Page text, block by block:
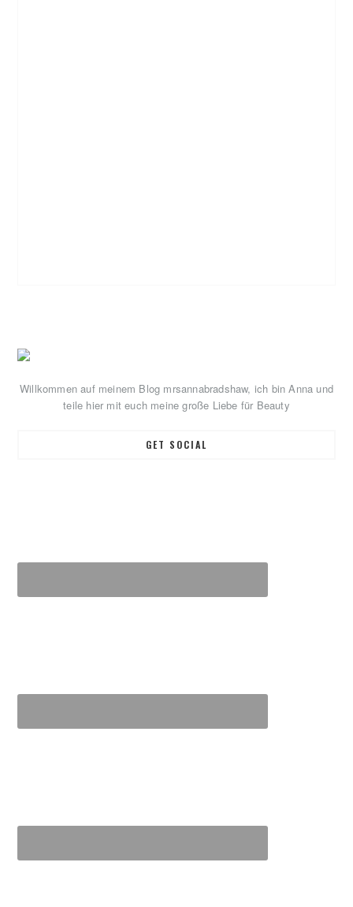
Primary
Sidebar
Willkommen auf meinem Blog mrsannabradshaw, ich bin Anna und
teile hier mit euch meine große Liebe für Beauty
GET SOCIAL